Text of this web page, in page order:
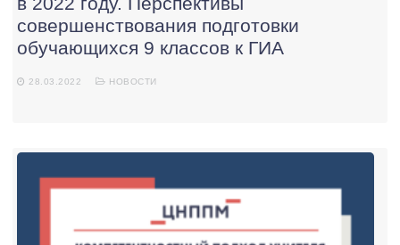
совершенствования подготовки
обучающихся 9 классов к ГИА
28.03.2022 НОВОСТИ